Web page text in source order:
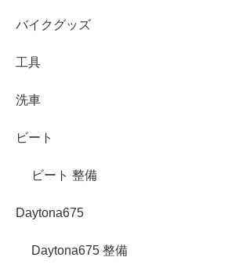
バイクグッズ
工具
洗車
ビート
ビート 整備
Daytona675
Daytona675 整備